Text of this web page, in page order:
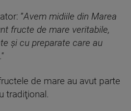
”Avem midiile din Marea
fructe de mare veritabile,
şi cu preparate care au
de mare au avut parte
tradiţional.